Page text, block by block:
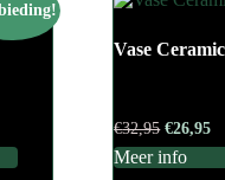
Vase
€32,95
prijs
was:
€26,95
is:
Meer info